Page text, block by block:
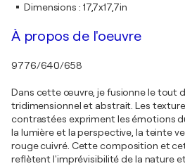
Dimensions : 17,7x17,7in
À propos de l'oeuvre
9776/640/658
Dans cette œuvre, je fusionne le tout
tridimensionnel et abstrait. Les
contrastées expriment les émotions
la lumière et la perspective, la teinte
rouge cuivré. Cette composition et
reflètent l'imprévisibilité de la nature